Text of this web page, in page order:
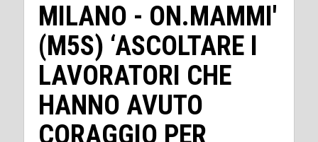
MILANO - ON.MAMMI'
(M5S) ‘ASCOLTARE I
LAVORATORI CHE
HANNO AVUTO
CORAGGIO PER